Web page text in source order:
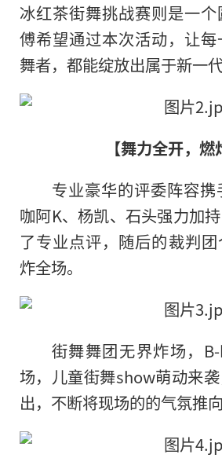
冰红茶街舞挑战赛则是一
傅希望通过本次活动，让
舞者，都能绽放出属于新一代
【舞力全开，燃
专业豪华的评委阵容
咖阿K、杨凯、石头强力加
了专业点评，随后的裁判
炸全场。
街舞舞团无界炸场，
场，儿童街舞show萌动来
出，不断将现场的的气氛推向